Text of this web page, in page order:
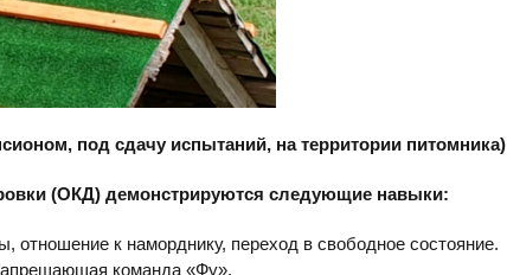
под сдачу испытаний, на территории питомника)
(ОКД) демонстрируются следующие навыки:
отношение к наморднику, переход в свободное состояние.
команда «Фу».